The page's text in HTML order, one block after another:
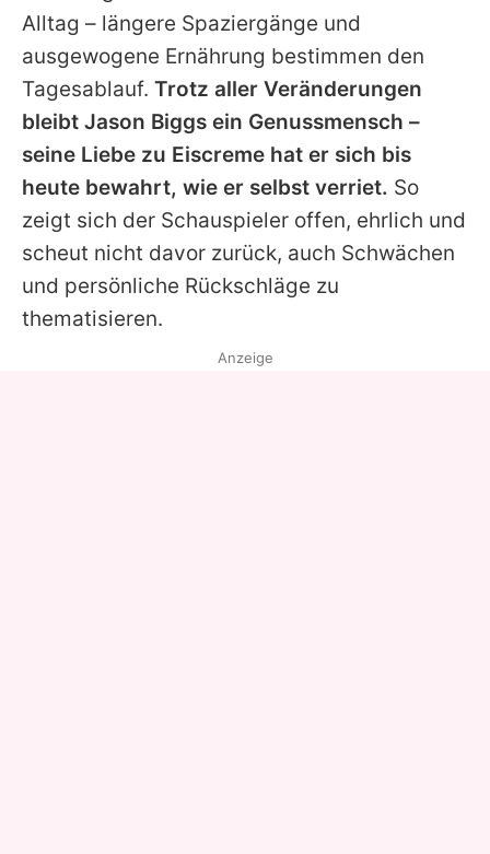
Alltag – längere Spaziergänge und
ausgewogene Ernährung bestimmen den
Tagesablauf. Trotz aller Veränderungen
bleibt Jason Biggs ein Genussmensch –
seine Liebe zu Eiscreme hat er sich bis
heute bewahrt, wie er selbst verriet. So
zeigt sich der Schauspieler offen, ehrlich und
scheut nicht davor zurück, auch Schwächen
und persönliche Rückschläge zu
thematisieren.
Anzeige